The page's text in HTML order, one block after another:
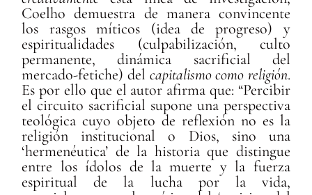
Coelho demuestra de manera convincente
los rasgos míticos (idea de progreso) y
espiritualidades (culpabilización, culto
permanente, dinámica sacrificial del
mercado-fetiche) del capitalismo como religión.
Es por ello que el autor afirma que: “Percibir
el circuito sacrificial supone una perspectiva
teológica cuyo objeto de reflexión no es la
religión institucional o Dios, sino una
‘hermenéutica’ de la historia que distingue
entre los ídolos de la muerte y la fuerza
espiritual de la lucha por la vida,